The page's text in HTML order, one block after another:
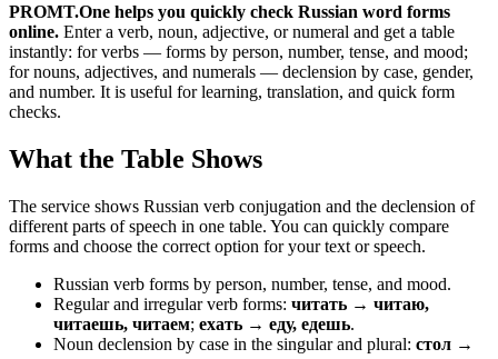
PROMT.One helps you quickly check Russian word forms
online. Enter a verb, noun, adjective, or numeral and get a table
instantly: for verbs — forms by person, number, tense, and mood;
for nouns, adjectives, and numerals — declension by case, gender,
and number. It is useful for learning, translation, and quick form
checks.
What the Table Shows
The service shows Russian verb conjugation and the declension of
different parts of speech in one table. You can quickly compare
forms and choose the correct option for your text or speech.
Russian verb forms by person, number, tense, and mood.
Regular and irregular verb forms: читать → читаю,
читаешь, читаем; ехать → еду, едешь.
Noun declension by case in the singular and plural: стол →